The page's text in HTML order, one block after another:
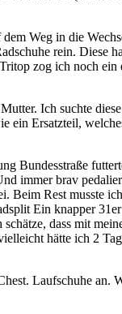
Weg in die
rein. Diese
zog ich noch
Ich suchte
ein Ersatzteil,
Bundesstraße
immer brav
Beim Rest musste
Ein knapper
dass mit
hätte ich 2
Laufschuhe